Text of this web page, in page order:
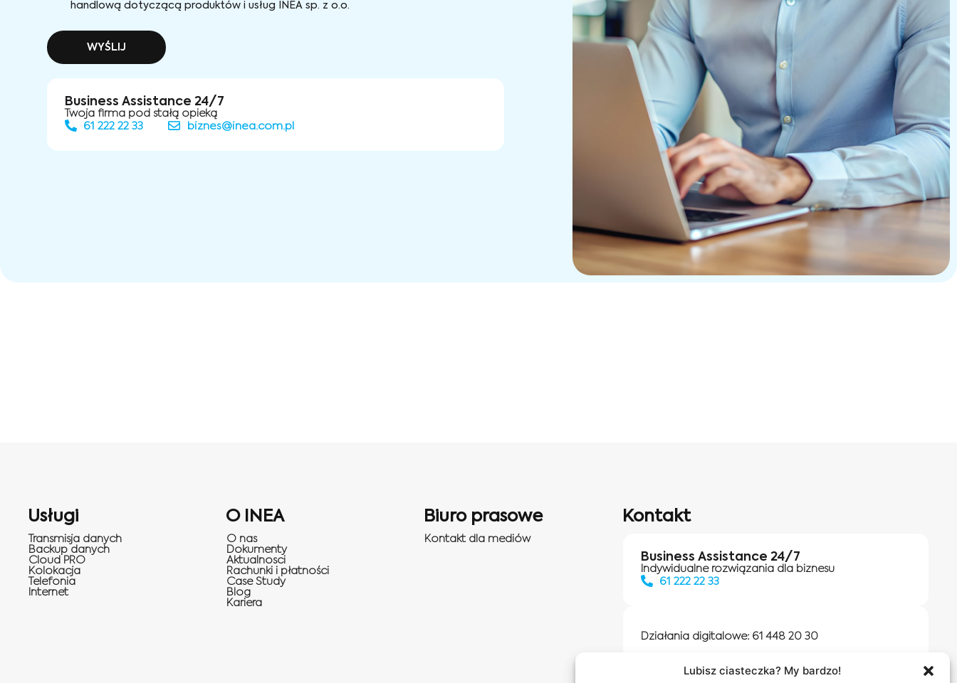
Lubisz ciasteczka? My bardzo!
handlową dotyczącą produktów i usług INEA sp. z o.o.
WYŚLIJ
Business Assistance 24/7
Twoja firma pod stałą opieką
61 222 22 33
biznes@inea.com.pl
Usługi
Transmisja danych
Backup danych
Cloud PRO
Kolokacja
Telefonia
Internet
O INEA
O nas
Dokumenty
Aktualnosci
Rachunki i płatności
Case Study
Blog
Kariera
Biuro prasowe
Kontakt dla mediów
Kontakt
Business Assistance 24/7
Indywidualne rozwiązania dla biznesu
61 222 22 33
Działania digitalowe: 61 448 20 30